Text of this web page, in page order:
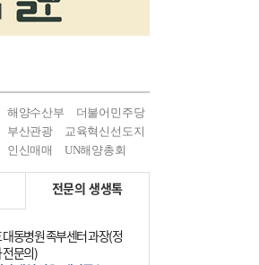
해양수산부
더불어민주당
부산관광
교육혁신선도지
인신매매 UN해양총회
전문의 생생톡
용기내과의원과장
㎉ 줄이면 한주 0.5㎏ 감